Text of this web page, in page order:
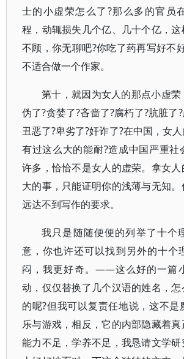
士的小虚荣怎么了?那么多的官员
程，动辄损失几个亿、几十个亿，
不顾，你无聊吧?你吃了药再写好不
不适合做一个作家。
第十，就因为女人的那点小虚
伪了?贪婪了?吝啬了?腐朽了?肮脏了
丑恶了?卑劣了?奸诈了?在中国，女
有过这么大的能耐?造成中国严重社
许多，恰恰不是女人的虚荣。拿女
大的事，只能证明你的浅薄与无知
远达不到写作的要求。
我只是随随便便的列举了十个
意，你也许还可以找到另外的十个
闷，我更好奇。——这么好的一篇
动，仅仅替换了几个汉语的姓名，
的呢?但我可以复责任地说，这不是
乐与游戏，相反，它的内部隐藏着
能力不足，学养不足，我恳请文学